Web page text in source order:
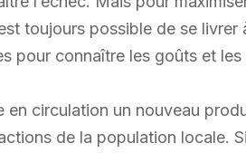
toujours possible de se
pour connaître les goûts et
circulation un nouveau
de la population locale.